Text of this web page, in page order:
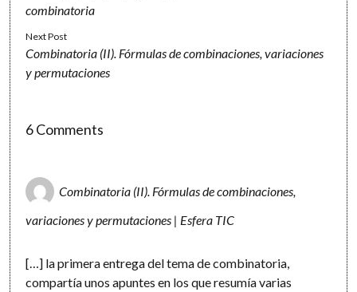
combinatoria
Next Post
Combinatoria (II). Fórmulas de combinaciones, variaciones
y permutaciones
6 Comments
Combinatoria (II). Fórmulas de combinaciones,
variaciones y permutaciones | Esfera TIC
[…] la primera entrega del tema de combinatoria,
compartía unos apuntes en los que resumía varias